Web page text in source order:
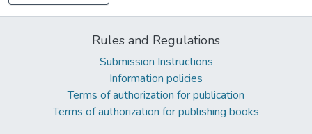
Rules and Regulations
Submission Instructions
Information policies
Terms of authorization for publication
Terms of authorization for publishing books